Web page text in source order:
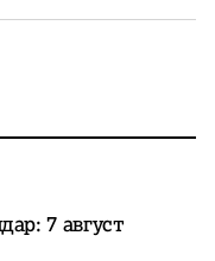
на Македонија“.
7 август